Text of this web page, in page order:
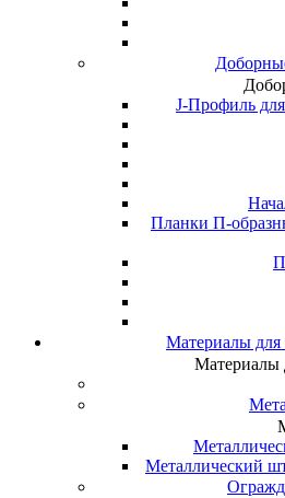
J-Профиль
Планки П-
Материалы для
Материалы
Металлический